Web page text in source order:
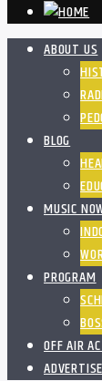
ABOUT US
BLOG
MUSIC
PROGRAM
OFF AIR